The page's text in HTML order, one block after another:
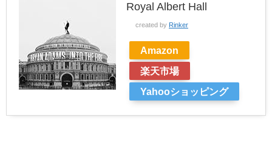
Royal Albert Hall
created by Rinker
Amazon
楽天市場
Yahooショッピング